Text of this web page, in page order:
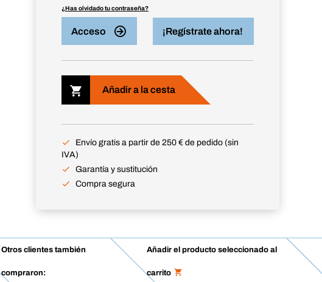
¿Has olvidado tu contraseña?
Acceso ¡Regístrate ahora!
Añadir a la cesta
Envío gratis a partir de 250 € de pedido (sin
IVA)
Garantía y sustitución
Compra segura
Otros clientes también
compraron:
Añadir el producto seleccionado al
carrito